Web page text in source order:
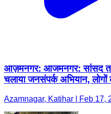
आज़मनगर: आजमनगर: सांसद
चलाया जनसंपर्क अभियान, लोगों
Azamnagar, Katihar | Feb 17,